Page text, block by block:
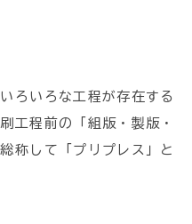
ろいろな工程が存在する
工程前の「組版・製版・
称して「プリプレス」と